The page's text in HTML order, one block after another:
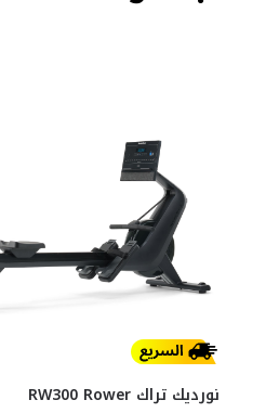
نورديك تراك RW300 Rower